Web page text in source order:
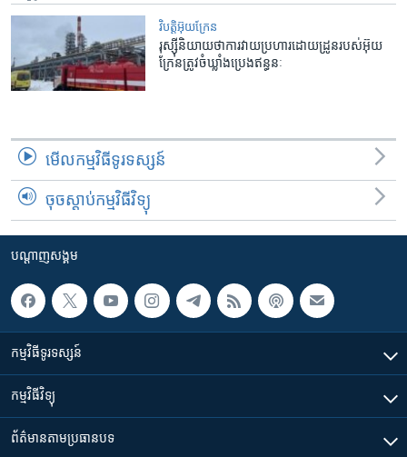
វិបត្តិអ៊ុយក្រែន
រុស្ស៊ី​និយាយ​ថា​ការ​វាយប្រហារ​ដោយ​ដ្រូន​របស់​អ៊ុយ
ក្រែន​ត្រូវ​ចំ​ឃ្លាំង​​ប្រេង​ឥន្ធនៈ
មើល​កម្មវិធី​ទូរទស្សន៍
ចុចស្តាប់កម្មវិធីវិទ្យុ
បណ្តាញ​សង្គម
កម្មវិធី​ទូរទស្សន៍
កម្មវិធី​វិទ្យុ
ព័ត៌មាន​តាមប្រធានបទ​